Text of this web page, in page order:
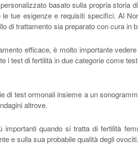
basato sulla propria
tue esigenze e requisiti specifici. Al
di trattamento sia preparato con cura in
efficace, è molto importante
i test di fertilità in due categorie come
di test ormonali insieme a un
altrove.
importanti quando si tratta di fertilità
e sulla sua probabile qualità degli